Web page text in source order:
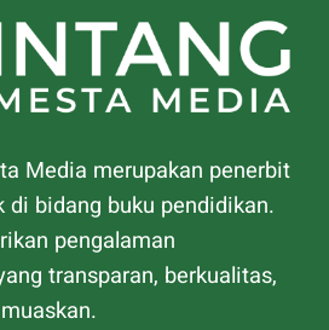
Media merupakan penerbit
di bidang buku pendidikan.
pengalaman
transparan, berkualitas,